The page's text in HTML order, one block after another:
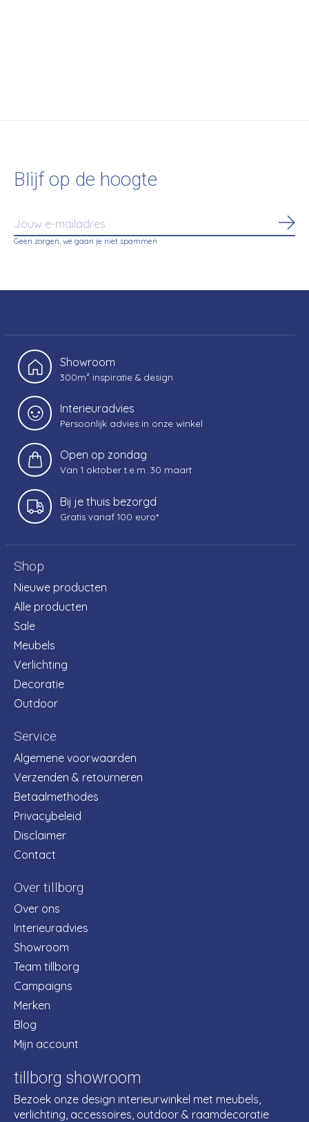
Blijf op de hoogte
Geen zorgen, we gaan je niet spammen
Showroom
300m² inspiratie & design
Interieuradvies
Persoonlijk advies in onze winkel
Open op zondag
Van 1 oktober t.e.m. 30 maart
Bij je thuis bezorgd
Gratis vanaf 100 euro*
Shop
Nieuwe producten
Alle producten
Sale
Meubels
Verlichting
Decoratie
Outdoor
Service
Algemene voorwaarden
Verzenden & retourneren
Betaalmethodes
Privacybeleid
Disclaimer
Contact
Over tillborg
Over ons
Interieuradvies
Showroom
Team tillborg
Campaigns
Merken
Blog
Mijn account
tillborg showroom
Bezoek onze design interieurwinkel met meubels,
verlichting, accessoires, outdoor & raamdecoratie